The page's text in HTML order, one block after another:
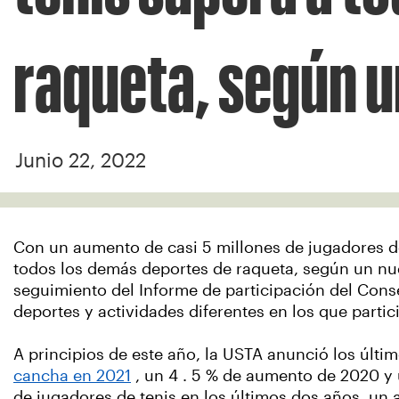
raqueta, según
Junio 22, 2022
Con un aumento de casi 5 millones de jugadores
todos los demás deportes de raqueta, según un
seguimiento del Informe de participación del
deportes y actividades diferentes en los que
A principios de este año, la USTA anunció los
cancha en 2021 , un 4 . 5 % de aumento de 2020